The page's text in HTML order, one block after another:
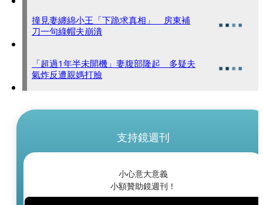
撞見妻纏綿小王「下跪求真相」 房東補
刀一句綠帽夫崩潰
「超過1年半未開機」妻腹部隆起 多疑夫
氣炸反遭親媽打臉
支持鏡週刊
小心意大意義
小額贊助鏡週刊！